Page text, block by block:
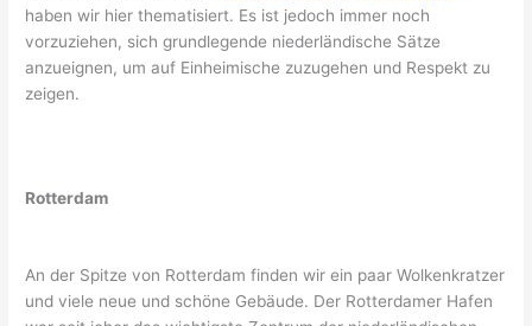
haben wir hier thematisiert. Es ist jedoch immer noch
vorzuziehen, sich grundlegende niederländische Sätze
anzueignen, um auf Einheimische zuzugehen und Respekt zu
zeigen.
Rotterdam
An der Spitze von Rotterdam finden wir ein paar Wolkenkratzer
und viele neue und schöne Gebäude. Der Rotterdamer Hafen